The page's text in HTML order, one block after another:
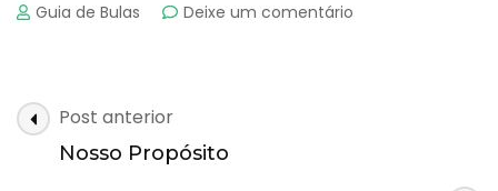
Guia de Bulas Deixe um comentário
Navegação
de
Post anterior
Nosso Propósito